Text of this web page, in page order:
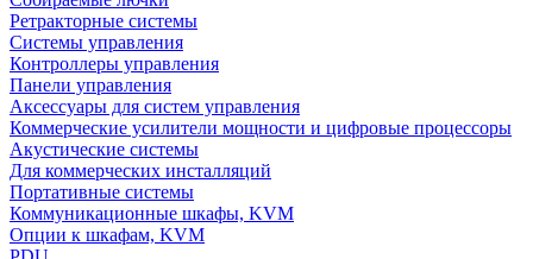
Ретракторные системы
Системы управления
Контроллеры управления
Панели управления
Аксессуары для систем управления
Коммерческие усилители мощности и цифровые процессоры
Акустические системы
Для коммерческих инсталляций
Портативные системы
Коммуникационные шкафы, KVM
Опции к шкафам, KVM